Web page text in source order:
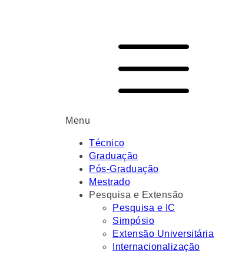
Menu
Técnico
Graduação
Pós-Graduação
Mestrado
Pesquisa e Extensão
Pesquisa e IC
Simpósio
Extensão Universitária
Internacionalização